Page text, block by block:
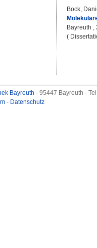
Bock,
Bayreuth ,
(
Bayreuth - 95447 Bayreuth -
- Datenschutz